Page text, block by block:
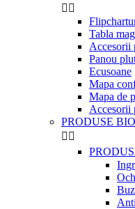
 
Tabla
Accesorii
Panou
Ecusoane
Mapa
Mapa de
Accesorii
PRODUSE
 